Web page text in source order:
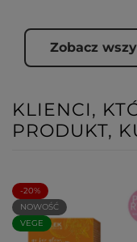
Zobacz
KLIENCI,
PRODUKT,
-20%
NOWOŚĆ
VEGE